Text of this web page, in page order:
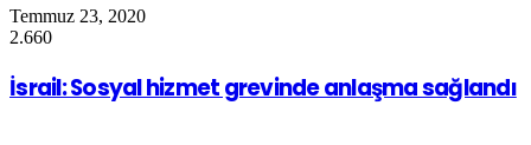
Temmuz 23, 2020
2.660
İsrail: Sosyal hizmet grevinde anlaşma sağlandı